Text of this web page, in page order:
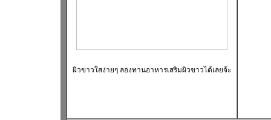
ผิวขาวใสง่ายๆ ลองทานอาหารเสริมผิวขาวได้เลยจ้ะ